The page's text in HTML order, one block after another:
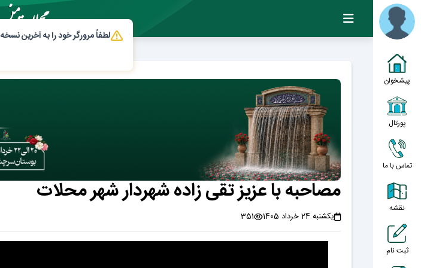
پیشخوان
پورتال
تماس با ما
نقشه
ثبت نام
مصاحبه با عزیز تقی زاده شهردار شهر محلات
یکشنبه 24 خرداد 1405 351
لطفاً مرورگر خود را به آخرین نسخه Chrome 140 به‌روز کنید.